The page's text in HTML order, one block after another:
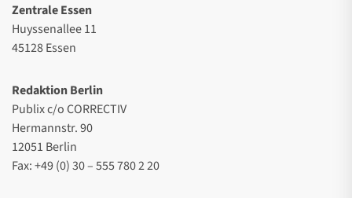
Zentrale Essen
Huyssenallee 11
45128 Essen
Redaktion Berlin
Publix c/o CORRECTIV
Hermannstr. 90
12051 Berlin
Fax: +49 (0) 30 – 555 780 2 20